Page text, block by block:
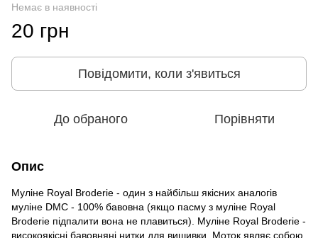
Немає в наявності
20 грн
Повідомити, коли з'явиться
До обраного Порівняти
Опис
Муліне Royal Broderie - один з найбільш якісних аналогів
муліне DMC - 100% бавовна (якщо пасму з муліне Royal
Broderie підпалити вона не плавиться). Муліне Royal Broderie -
високоякісні бавовняні нитки для вишивки. Моток являє собою